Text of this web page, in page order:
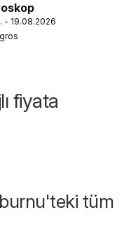
- 19.08.2026
fiyata
tüm